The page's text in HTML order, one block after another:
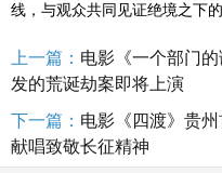
线，与观众共同见证绝境之下的
上一篇： 电影《一个部门
发的荒诞劫案即将上演
下一篇： 电影《四渡》贵
献唱致敬长征精神